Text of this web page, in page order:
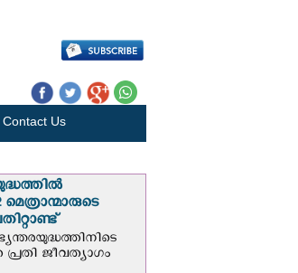
Contact Us
ജീവത്യാഗം